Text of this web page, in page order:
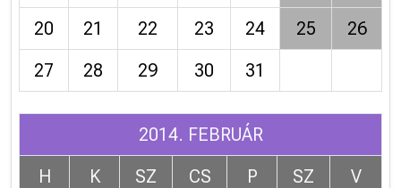
20
21 22 23 24 25
26
27
28 29 30 31
2014. FEBRUÁR
H
K SZ CS P SZ
V